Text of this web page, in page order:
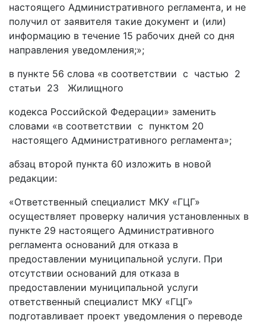
настоящего Административного регламента, и не
получил от заявителя такие документ и (или)
информацию в течение 15 рабочих дней со дня
направления уведомления;»;
в пункте 56 слова «в соответствии с частью 2
статьи 23 Жилищного
кодекса Российской Федерации» заменить
словами «в соответствии с пунктом 20
настоящего Административного регламента»;
абзац второй пункта 60 изложить в новой
редакции:
«Ответственный специалист МКУ «ГЦГ»
осуществляет проверку наличия установленных в
пункте 29 настоящего Административного
регламента оснований для отказа в
предоставлении муниципальной услуги. При
отсутствии оснований для отказа в
предоставлении муниципальной услуги
ответственный специалист МКУ «ГЦГ»
подготавливает проект уведомления о переводе